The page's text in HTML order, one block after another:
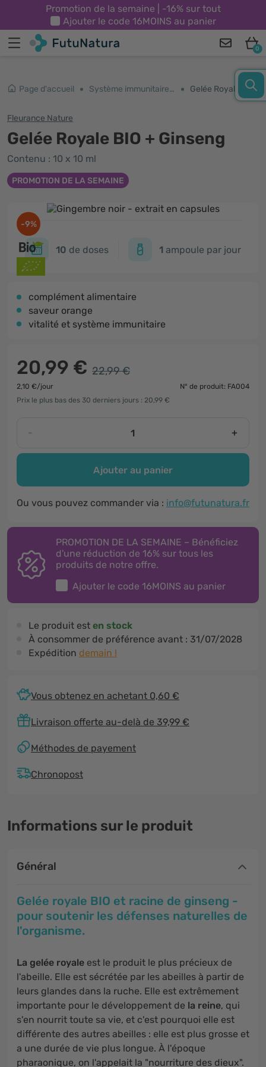
Promotion de la semaine | -16% sur tout
Ajouter le code 16MOINS au panier
0
Page d'accueil Système immunitaire et énergie Gelée Royale BIO + Ginseng
Fleurance Nature
Gelée Royale BIO + Ginseng
Contenu : 10 x 10 ml
PROMOTION DE LA SEMAINE
-9%
10 de doses 1 ampoule par jour
complément alimentaire
saveur orange
vitalité et système immunitaire
20,99 € 22,99 €
2,10 €/jour
N° de produit: FA004
Prix le plus bas des 30 derniers jours : 20,99 €
- +
Ajouter au panier
Ou vous pouvez commander via : info@futunatura.fr
PROMOTION DE LA SEMAINE – Bénéficiez
d'une réduction de 16% sur tous les
produits de notre offre.
Ajouter le code 16MOINS au panier
Le produit est en stock
À consommer de préférence avant : 31/07/2028
Expédition demain !
Vous obtenez en achetant 0,60 €
Livraison offerte au-delà de 39,99 €
Méthodes de payement
Chronopost
Informations sur le produit
Général
Gelée royale BIO et racine de ginseng -
pour soutenir les défenses naturelles de
l'organisme.
La gelée royale est le produit le plus précieux de
l'abeille. Elle est sécrétée par les abeilles à partir de
leurs glandes dans la ruche. Elle est extrêmement
importante pour le développement de la reine, qui
s'en nourrit toute sa vie, et c'est pourquoi elle est
différente des autres abeilles : elle est plus grosse et
a une durée de vie plus longue. À l'époque
pharaonique, on l'appelait la "nourriture des dieux".